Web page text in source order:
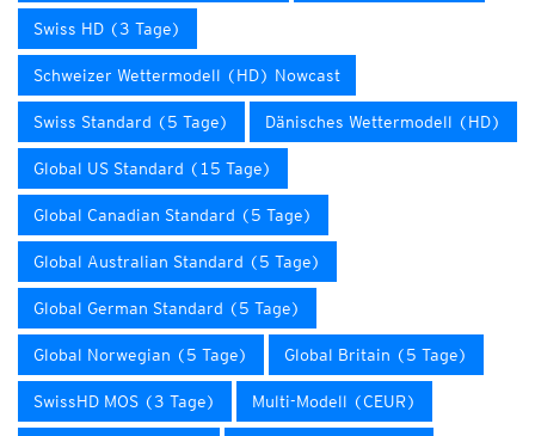
Swiss HD (3 Tage)
Schweizer Wettermodell (HD) Nowcast
Swiss Standard (5 Tage) Dänisches Wettermodell (HD)
Global US Standard (15 Tage)
Global Canadian Standard (5 Tage)
Global Australian Standard (5 Tage)
Global German Standard (5 Tage)
Global Norwegian (5 Tage) Global Britain (5 Tage)
SwissHD MOS (3 Tage) Multi-Modell (CEUR)